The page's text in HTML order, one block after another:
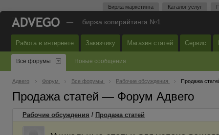
Биржа маркетинга Каталог услуг
— биржа копирайтинга №1
Работа в интернете Заказчику Магазин статей Сервис
Все форумы Новые сообщения
Адвего Форум Все форумы Рабочие обсуждения Продажа
Продажа статей — Форум Адвего
Рабочие обсуждения / Продажа статей